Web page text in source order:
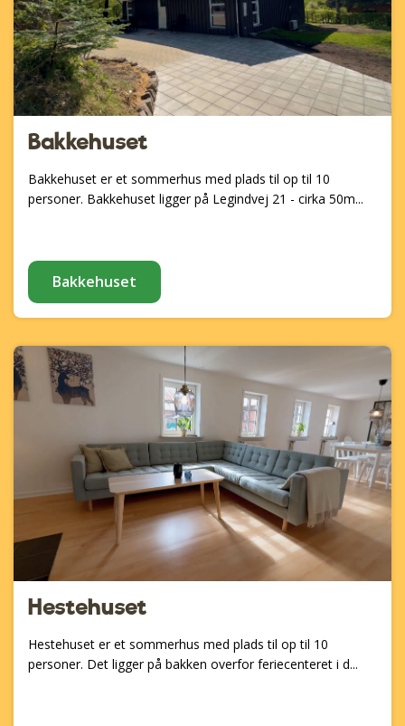
Bakkehuset
Bakkehuset er et sommerhus med plads til op til 10
personer. Bakkehuset ligger på Legindvej 21 - cirka 50m...
Bakkehuset
Hestehuset
Hestehuset er et sommerhus med plads til op til 10
personer. Det ligger på bakken overfor feriecenteret i d...